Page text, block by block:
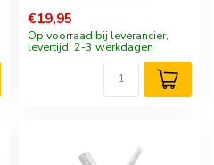
€19,95
Op voorraad bij leverancier,
levertijd: 2-3 werkdagen